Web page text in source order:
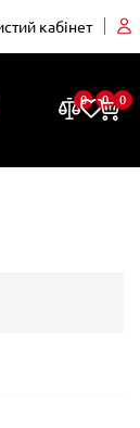
кабінет
0 0 0